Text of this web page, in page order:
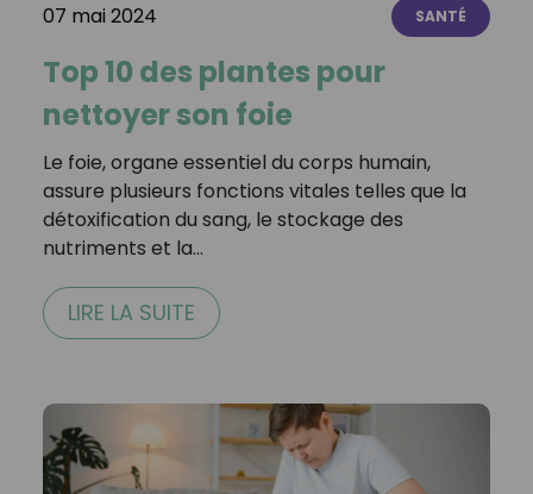
07 mai 2024 SANTÉ
Top 10 des plantes pour
nettoyer son foie
Le foie, organe essentiel du corps humain,
assure plusieurs fonctions vitales telles que la
détoxification du sang, le stockage des
nutriments et la…
LIRE LA SUITE